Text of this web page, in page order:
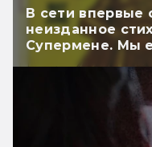
В сети впервые
неизданное
Супермене. Мы